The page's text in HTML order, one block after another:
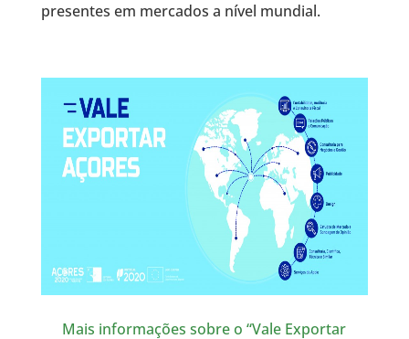
presentes em mercados a nível mundial.
Mais informações sobre o “Vale Exportar